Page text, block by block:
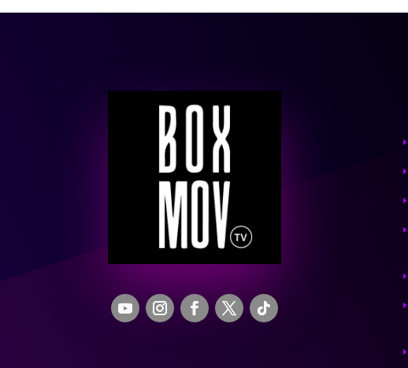
E
E
E
E
E
E
E